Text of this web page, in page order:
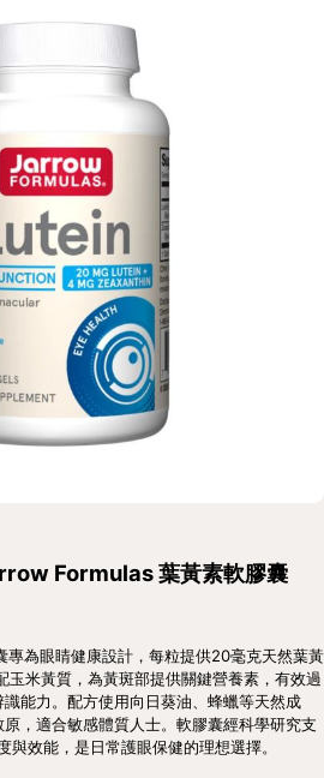
Formulas 葉黃素軟膠囊
為眼睛健康設計，每粒提供20毫克天然葉黃
玉米黃質，為黃斑部提供關鍵營養素，有效過
能力。配方使用向日葵油、蜂蠟等天然成
，適合敏感體質人士。軟膠囊經科學研究支
效能，是日常護眼保健的理想選擇。